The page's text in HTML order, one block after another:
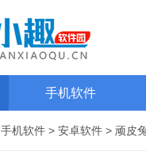
手机软件
手机软件 > 安卓软件 > 顽皮兔